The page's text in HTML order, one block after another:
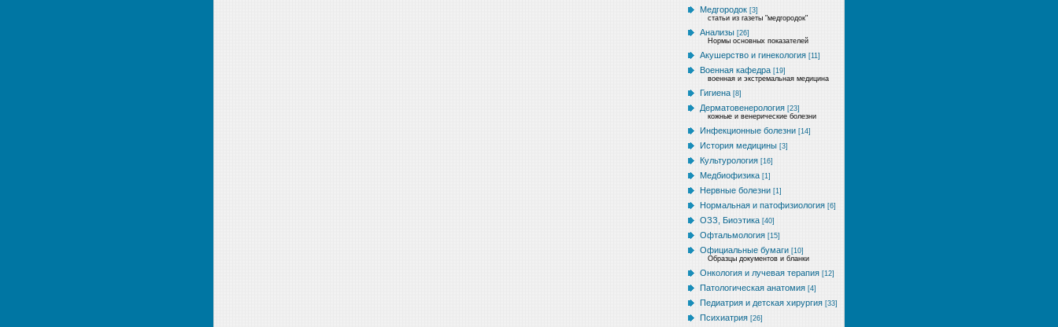
Медгородок [3]
статьи из газеты "медгородок"
Анализы [26]
Нормы основных показателей
Акушерство и гинекология [11]
Военная кафедра [19]
военная и экстремальная медицина
Гигиена [8]
Дерматовенерология [23]
кожные и венерические болезни
Инфекционные болезни [14]
История медицины [3]
Культурология [16]
Медбиофизика [1]
Нервные болезни [1]
Нормальная и патофизиология [6]
ОЗЗ, Биоэтика [40]
Офтальмология [15]
Официальные бумаги [10]
Образцы документов и бланки
Онкология и лучевая терапия [12]
Патологическая анатомия [4]
Педиатрия и детская хирургия [33]
Психиатрия [26]